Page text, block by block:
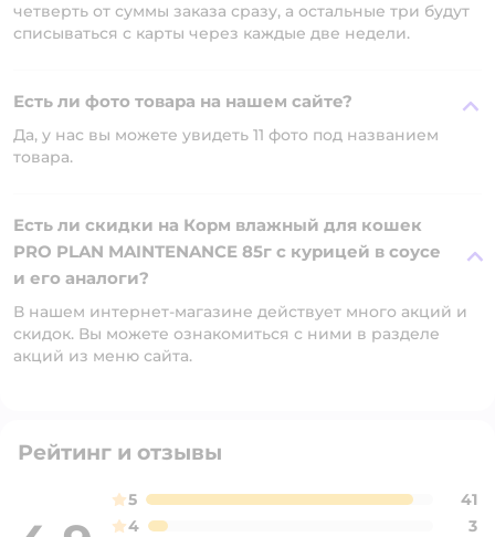
четверть от суммы заказа сразу, а остальные три будут
списываться с карты через каждые две недели.
Есть ли фото товара на нашем сайте?
Да, у нас вы можете увидеть 11 фото под названием
товара.
Есть ли скидки на Корм влажный для кошек
PRO PLAN MAINTENANCE 85г с курицей в соусе
и его аналоги?
В нашем интернет-магазине действует много акций и
скидок. Вы можете ознакомиться с ними в разделе
акций из меню сайта.
Рейтинг и отзывы
5
41
4
3